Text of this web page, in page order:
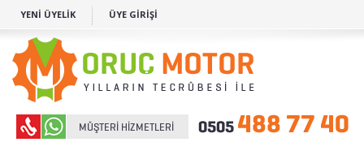
YENİ ÜYELİK ÜYE GİRİŞİ